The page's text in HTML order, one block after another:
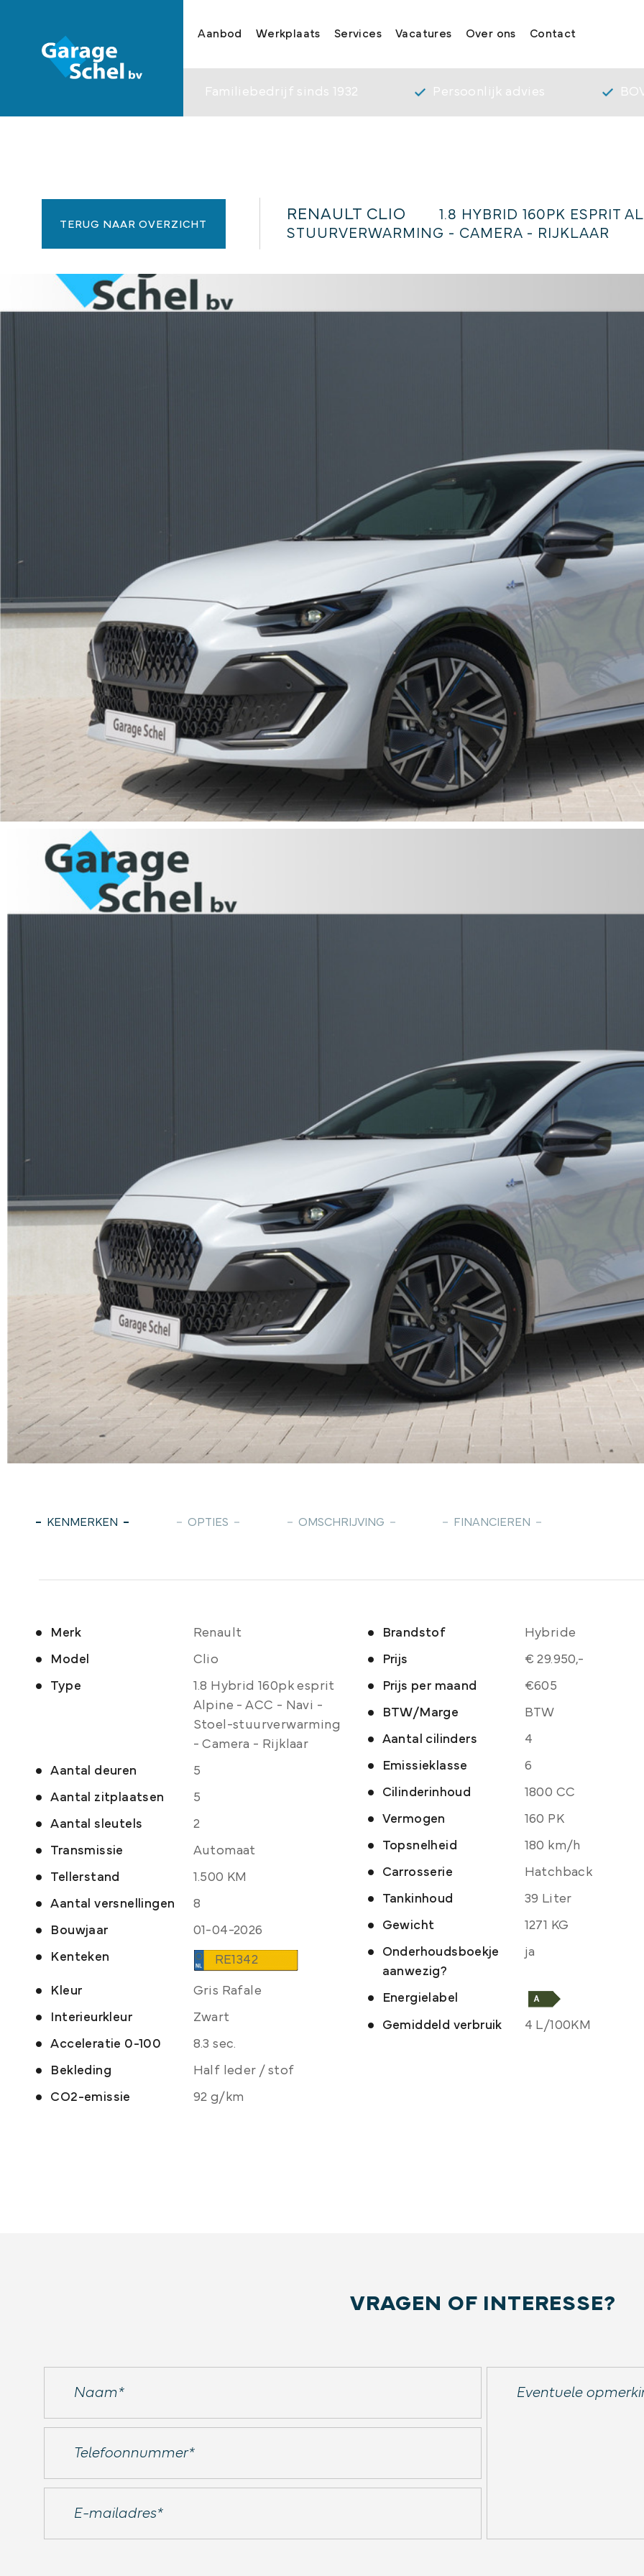
Aanbod Werkplaats Services Vacatures Over ons Contact
Familiebedrijf sinds 1932 Persoonlijk advies
TERUG NAAR OVERZICHT
RENAULT CLIO
1.8 HYBRID 160PK ESPRIT
STUURVERWARMING - CAMERA - RIJKLAAR
KENMERKEN OPTIES OMSCHRIJVING FINANCIEREN
Merk Renault
Model Clio
Type
1.8 Hybrid 160pk esprit
Alpine - ACC - Navi -
Stoel-stuurverwarming
- Camera - Rijklaar
Aantal deuren 5
Aantal zitplaatsen 5
Aantal sleutels 2
Transmissie Automaat
Tellerstand 1.500 KM
Aantal versnellingen 8
Bouwjaar 01-04-2026
Kenteken RE1342
Kleur Gris Rafale
Interieurkleur Zwart
Acceleratie 0-100 8.3 sec.
Bekleding Half leder / stof
CO2-emissie 92 g/km
Brandstof Hybride
Prijs € 29.950,-
Prijs per maand €605
BTW/Marge BTW
Aantal cilinders 4
Emissieklasse 6
Cilinderinhoud 1800 CC
Vermogen 160 PK
Topsnelheid 180 km/h
Carrosserie Hatchback
Tankinhoud 39 Liter
Gewicht 1271 KG
Onderhoudsboekje
aanwezig?
ja
Energielabel
Gemiddeld verbruik 4 L/100KM
VRAGEN OF INTERESSE?